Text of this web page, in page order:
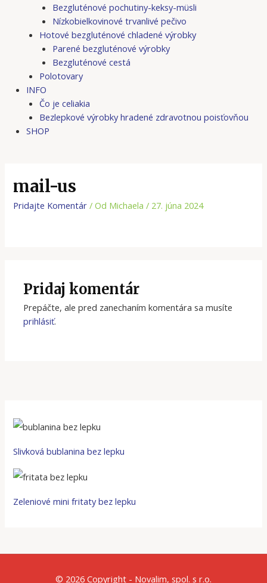
Bezgluténové pochutiny-keksy-müsli
Nízkobielkovinové trvanlivé pečivo
Hotové bezgluténové chladené výrobky
Parené bezgluténové výrobky
Bezgluténové cestá
Polotovary
INFO
Čo je celiakia
Bezlepkové výrobky hradené zdravotnou poisťovňou
SHOP
mail-us
Pridajte Komentár / Od Michaela/ 27. júna 2024
Pridaj komentár
Prepáčte, ale pred zanechaním komentára sa musíte
prihlásiť.
Slivková bublanina bez lepku
Zeleniové mini fritaty bez lepku
© 2026 Copyright - Novalim, spol. s r.o.